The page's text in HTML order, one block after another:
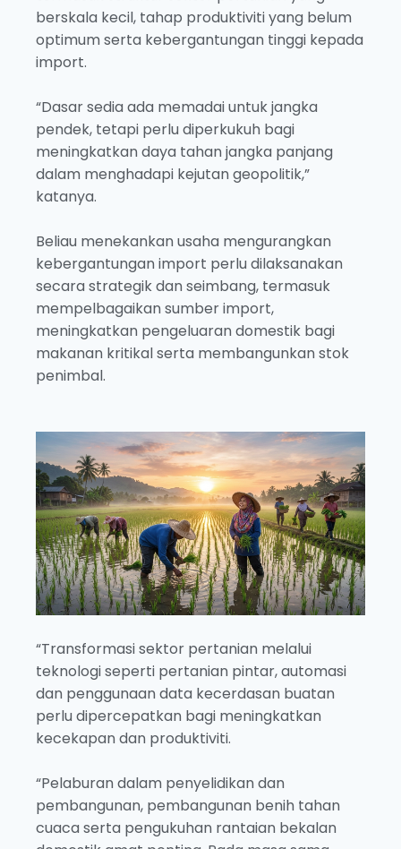
berskala kecil, tahap produktiviti yang belum
optimum serta kebergantungan tinggi kepada
import.
“Dasar sedia ada memadai untuk jangka
pendek, tetapi perlu diperkukuh bagi
meningkatkan daya tahan jangka panjang
dalam menghadapi kejutan geopolitik,”
katanya.
Beliau menekankan usaha mengurangkan
kebergantungan import perlu dilaksanakan
secara strategik dan seimbang, termasuk
mempelbagaikan sumber import,
meningkatkan pengeluaran domestik bagi
makanan kritikal serta membangunkan stok
penimbal.
“Transformasi sektor pertanian melalui
teknologi seperti pertanian pintar, automasi
dan penggunaan data kecerdasan buatan
perlu dipercepatkan bagi meningkatkan
kecekapan dan produktiviti.
“Pelaburan dalam penyelidikan dan
pembangunan, pembangunan benih tahan
cuaca serta pengukuhan rantaian bekalan